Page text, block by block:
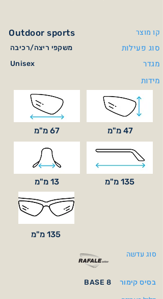
Outdoor sports קו מוצר
משקפי ריצה/רכיבה סוג פעילות
Unisex
מגדר
מידות
67 מ"מ 47 מ"מ
13 מ"מ 135 מ"מ
135 מ"מ
סוג עדשה
BASE 8 בסיס קימור